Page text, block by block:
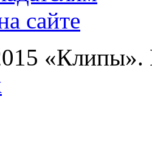
сайте
«Клипы».